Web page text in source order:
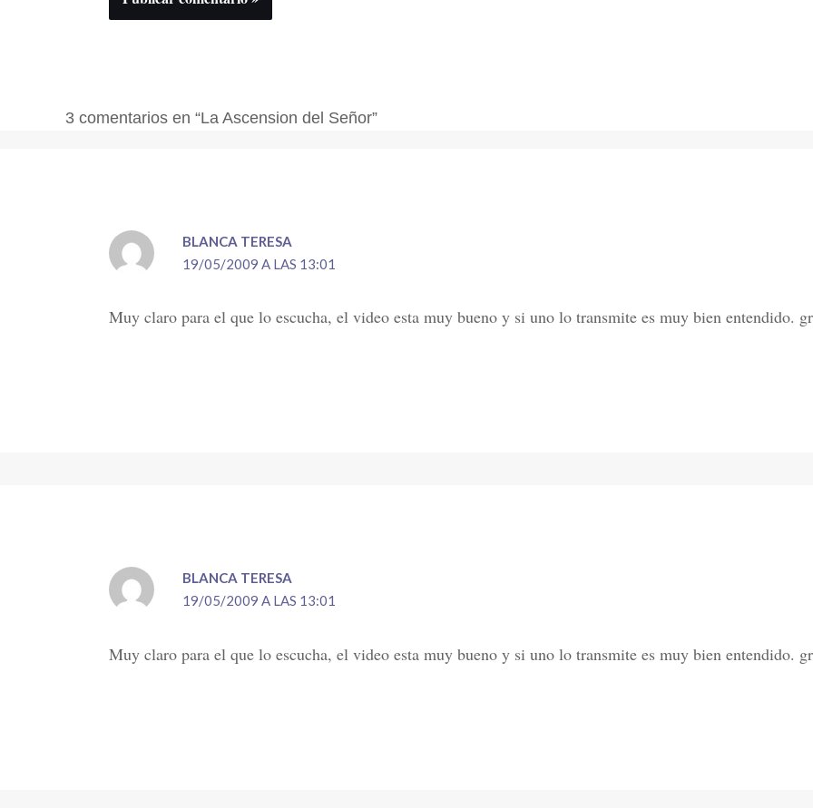
3 comentarios en “La Ascension del Señor”
BLANCA TERESA
19/05/2009 A LAS 13:01
Muy claro para el que lo escucha, el video esta muy bueno y si uno lo transmite es muy bien entendido.
BLANCA TERESA
19/05/2009 A LAS 13:01
Muy claro para el que lo escucha, el video esta muy bueno y si uno lo transmite es muy bien entendido.